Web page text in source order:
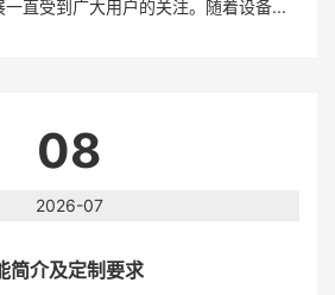
直受到广大用户的关注。随着设备...
08
2026-07
简介及定制要求